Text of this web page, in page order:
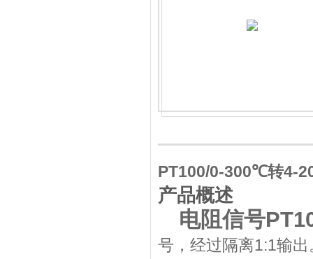
PT100/0-300℃转4-
产品概述
电阻信号
号，经过隔离1:1输